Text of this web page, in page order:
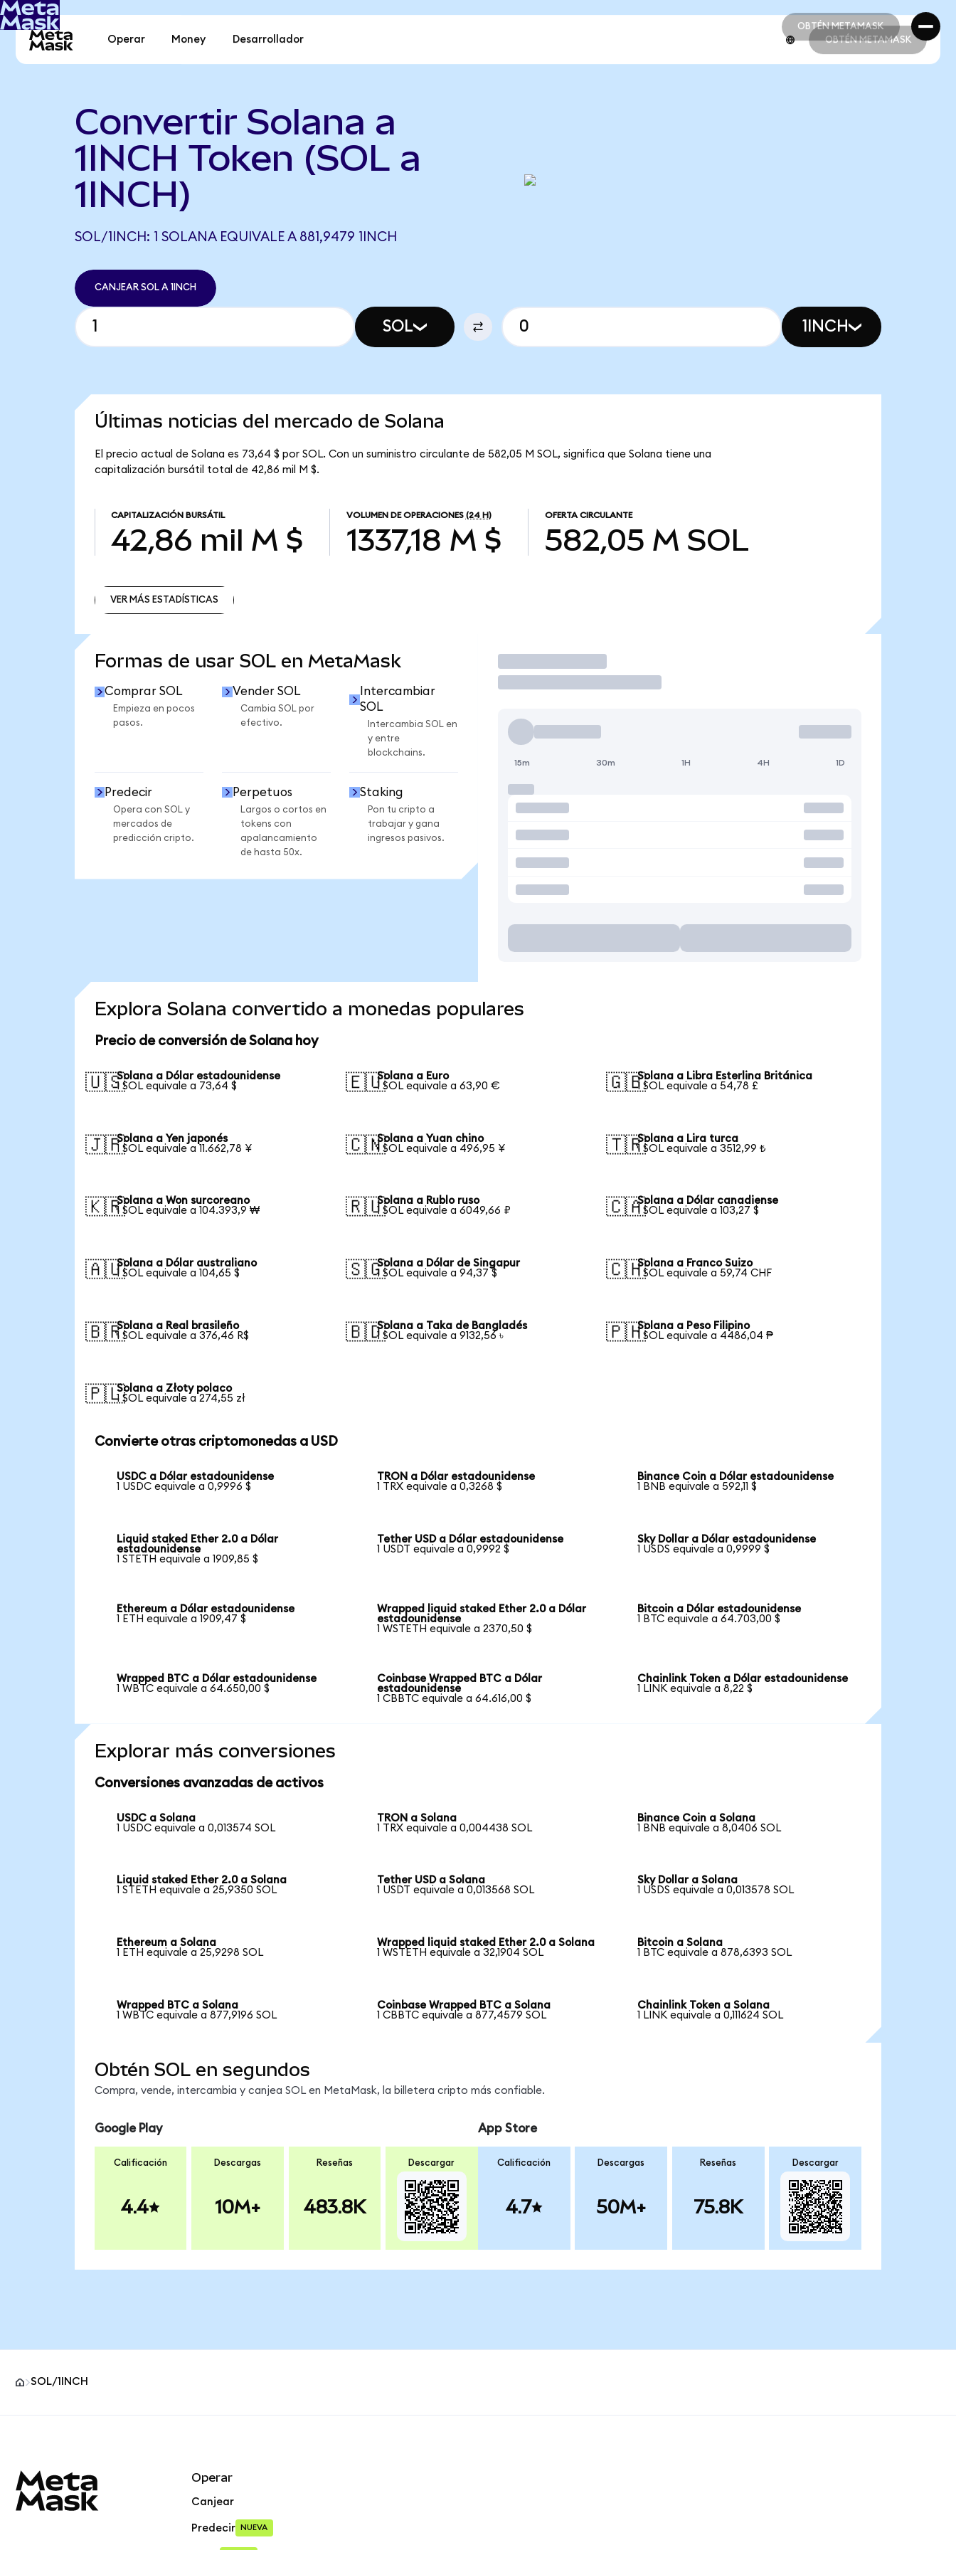
OBTÉN METAMASK
OBTÉN METAMASK
Operar Money Desarrollador OBTÉN METAMASK
Convertir Solana a
1INCH Token (SOL a
1INCH)
SOL/1INCH: 1 SOLANA EQUIVALE A 881,9479 1INCH
CANJEAR SOL A 1INCH
SOL 1INCH
Últimas noticias del mercado de Solana
El precio actual de Solana es 73,64 $ por SOL. Con un suministro circulante de 582,05 M SOL, significa que Solana tiene una
capitalización bursátil total de 42,86 mil M $.
CAPITALIZACIÓN BURSÁTIL
42,86 mil M $
VOLUMEN DE OPERACIONES (24 H)
1337,18 M $
OFERTA CIRCULANTE
582,05 M SOL
VER MÁS ESTADÍSTICAS
Formas de usar SOL en MetaMask
Comprar SOL
Empieza en pocos
pasos.
Vender SOL
Cambia SOL por
efectivo.
Intercambiar
SOL
Intercambia SOL en
y entre
blockchains.
Predecir
Opera con SOL y
mercados de
predicción cripto.
Perpetuos
Largos o cortos en
tokens con
apalancamiento
de hasta 50x.
Staking
Pon tu cripto a
trabajar y gana
ingresos pasivos.
Operar
15m 30m 1H 4H 1D
Explora Solana convertido a monedas populares
Precio de conversión de Solana hoy
🇺🇸Solana a Dólar estadounidense
1 SOL equivale a 73,64 $
🇪🇺Solana a Euro
1 SOL equivale a 63,90 €
🇬🇧Solana a Libra Esterlina Británica
1 SOL equivale a 54,78 £
🇯🇵Solana a Yen japonés
1 SOL equivale a 11.662,78 ¥
🇨🇳Solana a Yuan chino
1 SOL equivale a 496,95 ¥
🇹🇷Solana a Lira turca
1 SOL equivale a 3512,99 ₺
🇰🇷Solana a Won surcoreano
1 SOL equivale a 104.393,9 ₩
🇷🇺Solana a Rublo ruso
1 SOL equivale a 6049,66 ₽
🇨🇦Solana a Dólar canadiense
1 SOL equivale a 103,27 $
🇦🇺Solana a Dólar australiano
1 SOL equivale a 104,65 $
🇸🇬Solana a Dólar de Singapur
1 SOL equivale a 94,37 $
🇨🇭Solana a Franco Suizo
1 SOL equivale a 59,74 CHF
🇧🇷Solana a Real brasileño
1 SOL equivale a 376,46 R$
🇧🇩Solana a Taka de Bangladés
1 SOL equivale a 9132,56 ৳
🇵🇭Solana a Peso Filipino
1 SOL equivale a 4486,04 ₱
🇵🇱Solana a Złoty polaco
1 SOL equivale a 274,55 zł
Convierte otras criptomonedas a USD
USDC a Dólar estadounidense
1 USDC equivale a 0,9996 $
TRON a Dólar estadounidense
1 TRX equivale a 0,3268 $
Binance Coin a Dólar estadounidense
1 BNB equivale a 592,11 $
Liquid staked Ether 2.0 a Dólar
estadounidense
1 STETH equivale a 1909,85 $
Tether USD a Dólar estadounidense
1 USDT equivale a 0,9992 $
Sky Dollar a Dólar estadounidense
1 USDS equivale a 0,9999 $
Ethereum a Dólar estadounidense
1 ETH equivale a 1909,47 $
Wrapped liquid staked Ether 2.0 a Dólar
estadounidense
1 WSTETH equivale a 2370,50 $
Bitcoin a Dólar estadounidense
1 BTC equivale a 64.703,00 $
Wrapped BTC a Dólar estadounidense
1 WBTC equivale a 64.650,00 $
Coinbase Wrapped BTC a Dólar
estadounidense
1 CBBTC equivale a 64.616,00 $
Chainlink Token a Dólar estadounidense
1 LINK equivale a 8,22 $
Explorar más conversiones
Conversiones avanzadas de activos
USDC a Solana
1 USDC equivale a 0,013574 SOL
TRON a Solana
1 TRX equivale a 0,004438 SOL
Binance Coin a Solana
1 BNB equivale a 8,0406 SOL
Liquid staked Ether 2.0 a Solana
1 STETH equivale a 25,9350 SOL
Tether USD a Solana
1 USDT equivale a 0,013568 SOL
Sky Dollar a Solana
1 USDS equivale a 0,013578 SOL
Ethereum a Solana
1 ETH equivale a 25,9298 SOL
Wrapped liquid staked Ether 2.0 a Solana
1 WSTETH equivale a 32,1904 SOL
Bitcoin a Solana
1 BTC equivale a 878,6393 SOL
Wrapped BTC a Solana
1 WBTC equivale a 877,9196 SOL
Coinbase Wrapped BTC a Solana
1 CBBTC equivale a 877,4579 SOL
Chainlink Token a Solana
1 LINK equivale a 0,111624 SOL
Obtén SOL en segundos
Compra, vende, intercambia y canjea SOL en MetaMask, la billetera cripto más confiable.
Google Play
Calificación
4.4
Descargas
10M+
Reseñas
483.8K
Descargar
App Store
Calificación
4.7
Descargas
50M+
Reseñas
75.8K
Descargar
SOL/1INCH
Operar
Canjear
Predecir NUEVA